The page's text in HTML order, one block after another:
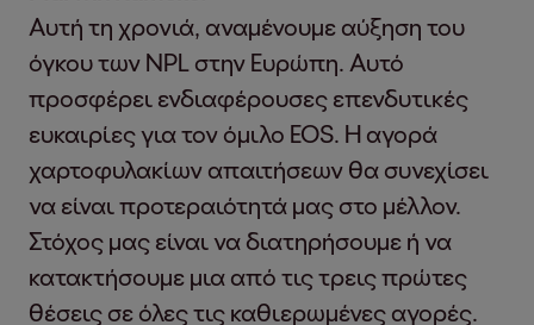
Αυτή τη χρονιά, αναμένουμε αύξηση του
όγκου των NPL στην Ευρώπη. Αυτό
προσφέρει ενδιαφέρουσες επενδυτικές
ευκαιρίες για τον όμιλο EOS. Η αγορά
χαρτοφυλακίων απαιτήσεων θα συνεχίσει
να είναι προτεραιότητά μας στο μέλλον.
Στόχος μας είναι να διατηρήσουμε ή να
κατακτήσουμε μια από τις τρεις πρώτες
θέσεις σε όλες τις καθιερωμένες αγορές.